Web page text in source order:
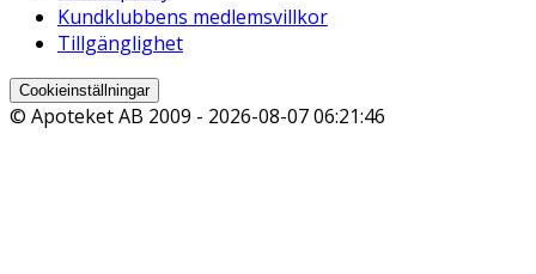
Kundklubbens medlemsvillkor
Tillgänglighet
Cookieinställningar
© Apoteket AB 2009 - 2026-08-07 06:21:46